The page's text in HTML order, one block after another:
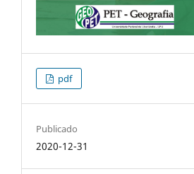
pdf
Publicado
2020-12-31